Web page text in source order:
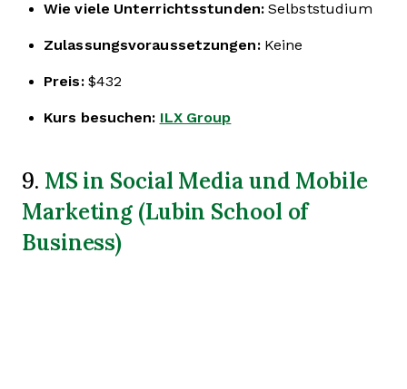
Wie viele Unterrichtsstunden: Selbststudium
Zulassungsvoraussetzungen: Keine
Preis: $432
Kurs besuchen: ILX Group
9. MS in Social Media und Mobile
Marketing (Lubin School of
Business)